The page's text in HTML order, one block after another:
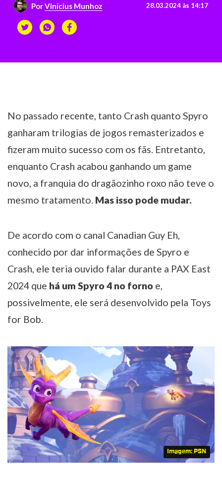
PorVinícius Munhoz 28.03.2024 às 14:17
No passado recente, tanto Crash quanto Spyro
ganharam trilogias de jogos remasterizados e
fizeram muito sucesso com os fãs. Entretanto,
enquanto Crash acabou ganhando um game
novo, a franquia do dragãozinho roxo não teve o
mesmo tratamento. Mas isso pode mudar.
De acordo com o canal Canadian Guy Eh,
conhecido por dar informações de Spyro e
Crash, ele teria ouvido falar durante a PAX East
2024 que há um Spyro 4 no forno e,
possivelmente, ele será desenvolvido pela Toys
for Bob.
Imagem: PSN